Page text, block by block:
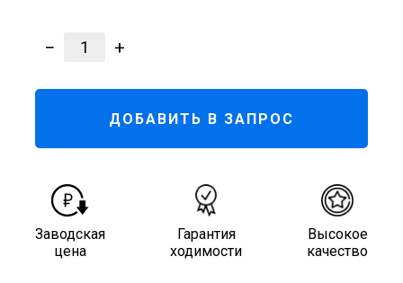
− 1 +
ДОБАВИТЬ В ЗАПРОС
Заводская
цена
Гарантия
ходимости
Высокое
качество